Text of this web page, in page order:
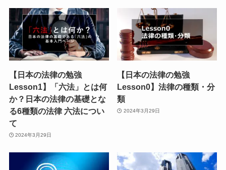
【日本の法律の勉強
Lesson1】「六法」とは何
か？日本の法律の基礎とな
る6種類の法律 六法につい
て
2024年3月29日
【日本の法律の勉強
Lesson0】法律の種類・分
類
2024年3月29日